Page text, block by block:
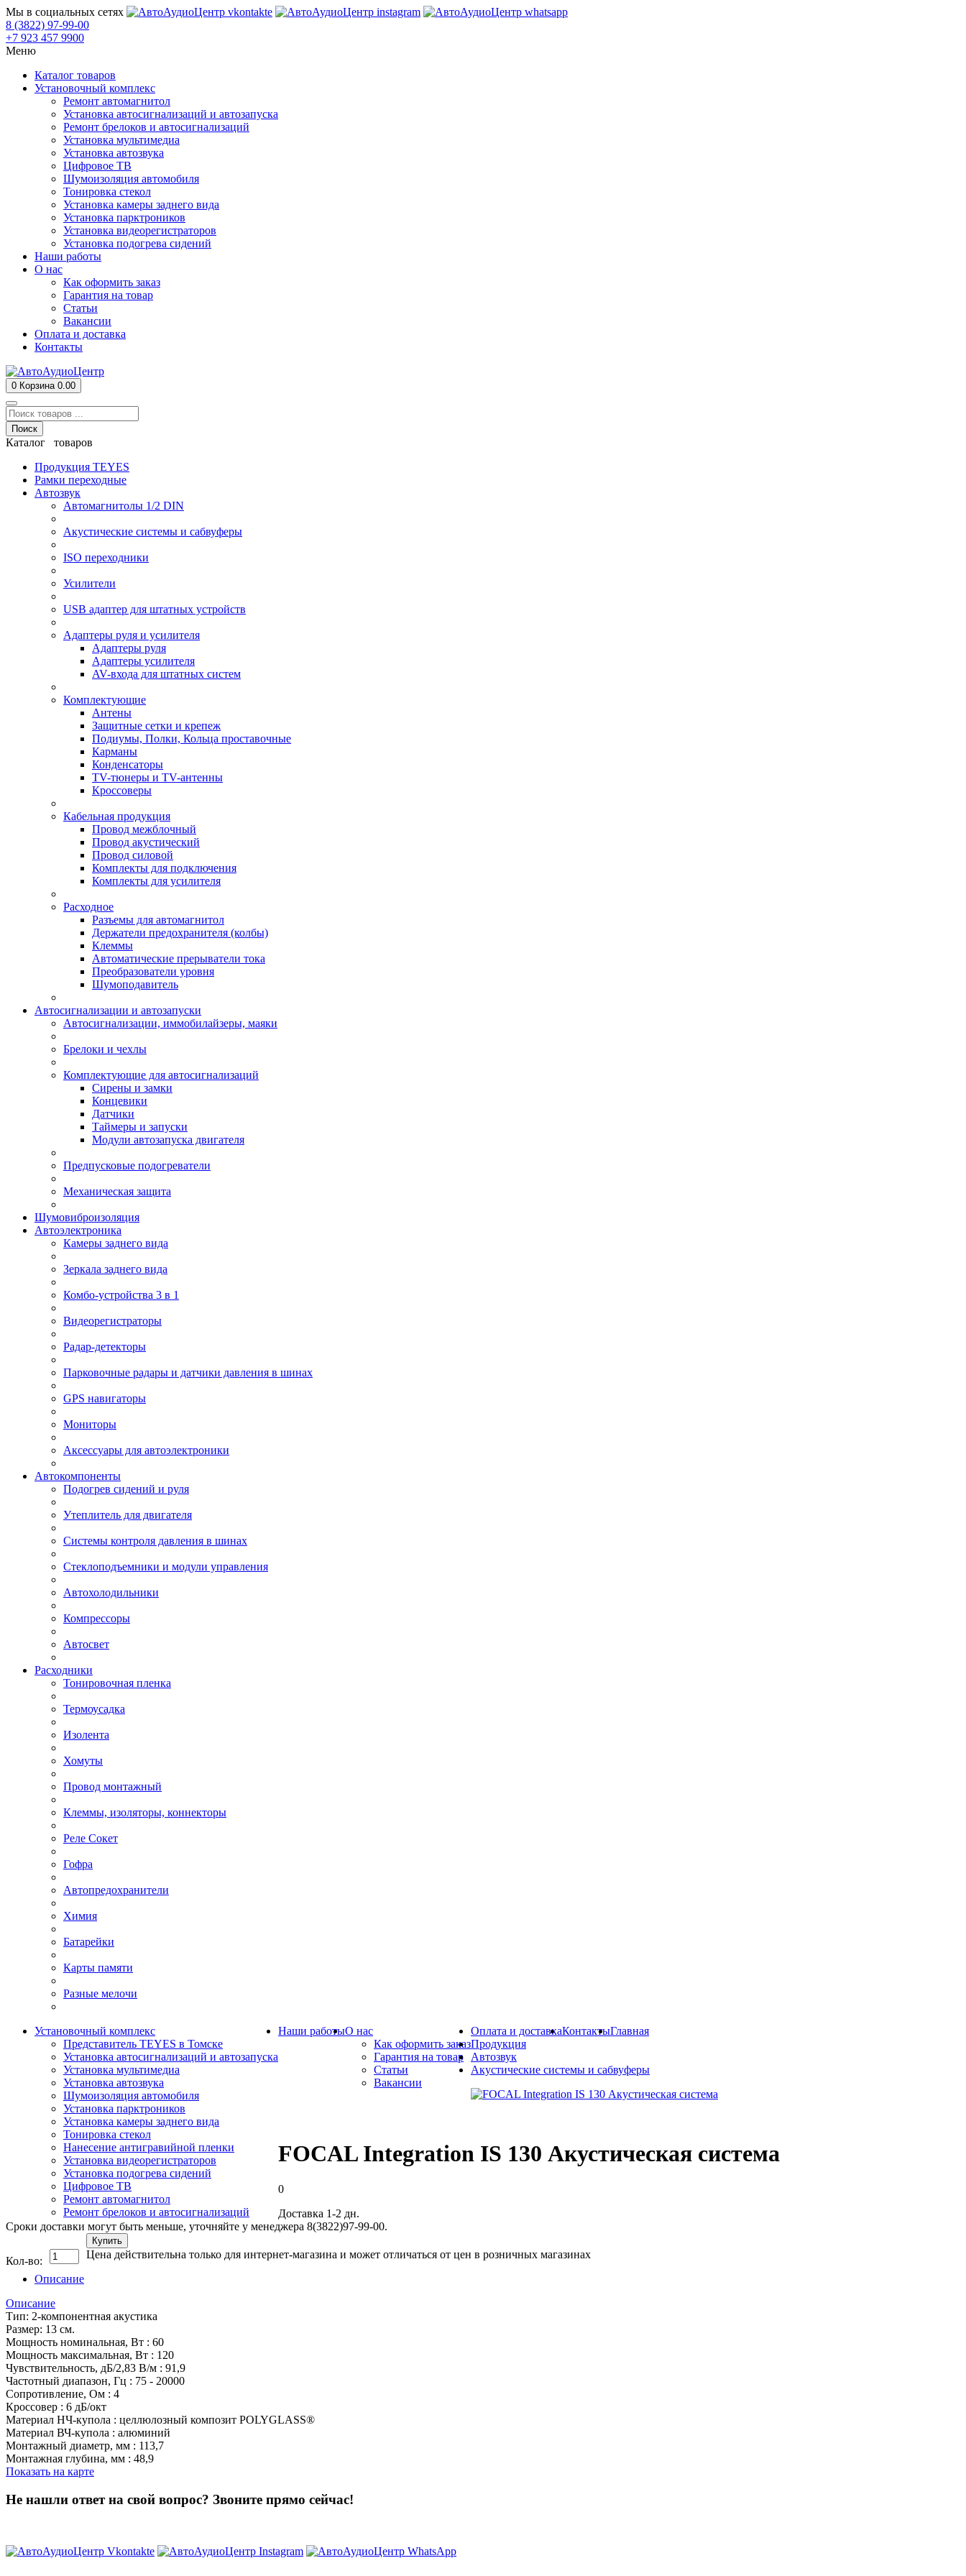
Мы в социальных сетях
8 (3822) 97-99-00
+7 923 457 9900
Меню
Каталог товаров
Установочный комплекс
Ремонт автомагнитол
Установка автосигнализаций и автозапуска
Ремонт брелоков и автосигнализаций
Установка мультимедиа
Установка автозвука
Цифровое ТВ
Шумоизоляция автомобиля
Тонировка стекол
Установка камеры заднего вида
Установка парктроников
Установка видеорегистраторов
Установка подогрева сидений
Наши работы
О нас
Как оформить заказ
Гарантия на товар
Статьи
Вакансии
Оплата и доставка
Контакты
0 Корзина 0.00
Поиск
Каталог товаров
Продукция TEYES
Рамки переходные
Автозвук
Автомагнитолы 1/2 DIN
Акустические системы и сабвуферы
ISO переходники
Усилители
USB адаптер для штатных устройств
Адаптеры руля и усилителя
Адаптеры руля
Адаптеры усилителя
AV-входа для штатных систем
Комплектующие
Антены
Защитные сетки и крепеж
Подиумы, Полки, Кольца проставочные
Карманы
Конденсаторы
TV-тюнеры и TV-антенны
Кроссоверы
Кабельная продукция
Провод межблочный
Провод акустический
Провод силовой
Комплекты для подключения
Комплекты для усилителя
Расходное
Разъемы для автомагнитол
Держатели предохранителя (колбы)
Клеммы
Автоматические прерыватели тока
Преобразователи уровня
Шумоподавитель
Автосигнализации и автозапуски
Автосигнализации, иммобилайзеры, маяки
Брелоки и чехлы
Комплектующие для автосигнализаций
Сирены и замки
Концевики
Датчики
Таймеры и запуски
Модули автозапуска двигателя
Предпусковые подогреватели
Механическая защита
Шумовиброизоляция
Автоэлектроника
Камеры заднего вида
Зеркала заднего вида
Комбо-устройства 3 в 1
Видеорегистраторы
Радар-детекторы
Парковочные радары и датчики давления в шинах
GPS навигаторы
Мониторы
Аксессуары для автоэлектроники
Автокомпоненты
Подогрев сидений и руля
Утеплитель для двигателя
Системы контроля давления в шинах
Стеклоподъемники и модули управления
Автохолодильники
Компрессоры
Автосвет
Расходники
Тонировочная пленка
Термоусадка
Изолента
Хомуты
Провод монтажный
Клеммы, изоляторы, коннекторы
Реле Сокет
Гофра
Автопредохранители
Химия
Батарейки
Карты памяти
Разные мелочи
Установочный комплекс
Представитель TEYES в Томске
Установка автосигнализаций и автозапуска
Установка мультимедиа
Установка автозвука
Шумоизоляция автомобиля
Установка парктроников
Установка камеры заднего вида
Тонировка стекол
Нанесение антигравийной пленки
Установка видеорегистраторов
Установка подогрева сидений
Цифровое ТВ
Ремонт автомагнитол
Ремонт брелоков и автосигнализаций
Наши работыО нас
Как оформить заказ
Гарантия на товар
Статьи
Вакансии
Оплата и доставкаКонтактыГлавная
Продукция
Автозвук
Акустические системы и сабвуферы
FOCAL Integration IS 130 Акустическая система
0
Доставка 1-2 дн.
Сроки доставки могут быть меньше, уточняйте у менеджера 8(3822)97-99-00.
Кол-во:
Купить
Цена действительна только для интернет-магазина и может отличаться от цен в розничных магазинах
Описание
Описание
Тип: 2-компонентная акустика
Размер: 13 см.
Мощность номинальная, Вт : 60
Мощность максимальная, Вт : 120
Чувствительность, дБ/2,83 В/м : 91,9
Частотный диапазон, Гц : 75 - 20000
Сопротивление, Ом : 4
Кроссовер : 6 дБ/окт
Материал НЧ-купола : целлюлозный композит POLYGLASS®
Материал ВЧ-купола : алюминий
Монтажный диаметр, мм : 113,7
Монтажная глубина, мм : 48,9
Показать на карте
Не нашли ответ на свой вопрос? Звоните прямо сейчас!